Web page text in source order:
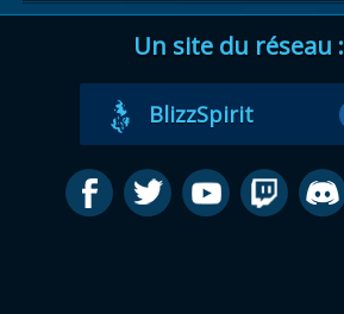
Un site du réseau :
BlizzSpirit